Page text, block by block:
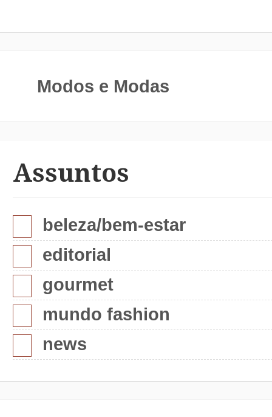
Modos e Modas
Assuntos
beleza/bem-estar
editorial
gourmet
mundo fashion
news